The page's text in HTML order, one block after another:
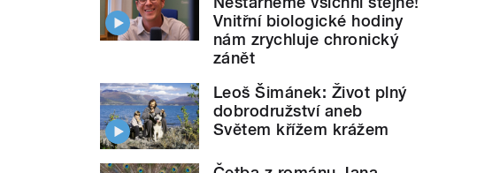
Vnitřní biologické hodiny
nám zrychluje chronický
zánět
Leoš Šimánek: Život plný
dobrodružství aneb
Světem křížem krážem